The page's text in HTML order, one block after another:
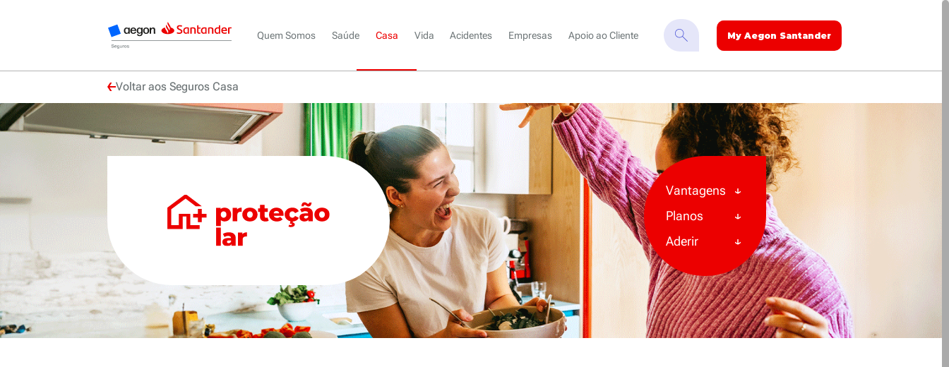
Quem Somos Saúde Casa Vida Acidentes Empresas Apoio ao Cliente My Aegon Santander
Voltar aos Seguros Casa
Vantagens
Planos
Aderir